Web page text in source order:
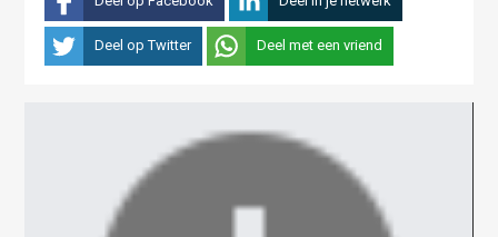
Deel op Twitter Deel met een vriend